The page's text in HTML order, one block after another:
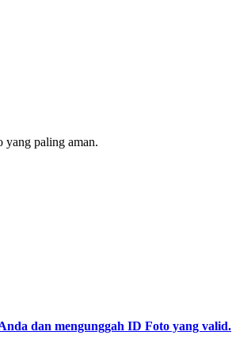
yang paling aman.
dan mengunggah ID Foto yang valid.